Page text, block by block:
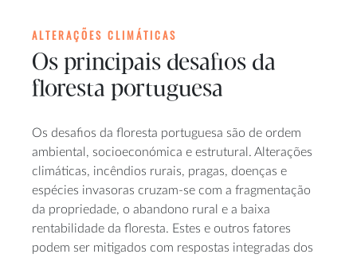
ALTERAÇÕES CLIMÁTICAS
Os principais desafios da
floresta portuguesa
Os desafios da floresta portuguesa são de ordem
ambiental, socioeconómica e estrutural. Alterações
climáticas, incêndios rurais, pragas, doenças e
espécies invasoras cruzam-se com a fragmentação
da propriedade, o abandono rural e a baixa
rentabilidade da floresta. Estes e outros fatores
podem ser mitigados com respostas integradas dos